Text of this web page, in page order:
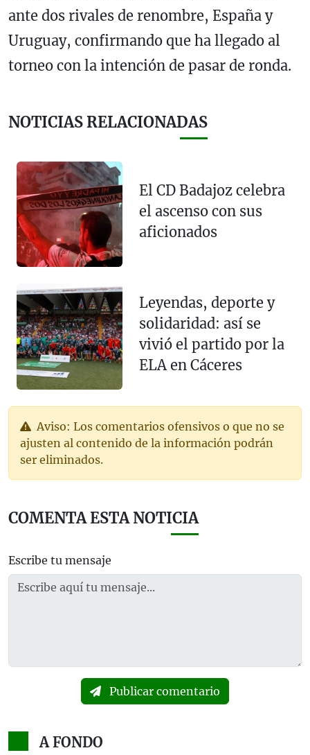
ante dos rivales de renombre, España y
Uruguay, confirmando que ha llegado al
torneo con la intención de pasar de ronda.
NOTICIAS RELACIONADAS
El CD Badajoz celebra
el ascenso con sus
aficionados
Leyendas, deporte y
solidaridad: así se
vivió el partido por la
ELA en Cáceres
Aviso: Los comentarios ofensivos o que no se
ajusten al contenido de la información podrán
ser eliminados.
COMENTA ESTA NOTICIA
Escribe tu mensaje
Publicar comentario
A FONDO